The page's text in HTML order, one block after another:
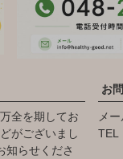
全を期してお
がございまし
知らせくださ
お
メ
TEL